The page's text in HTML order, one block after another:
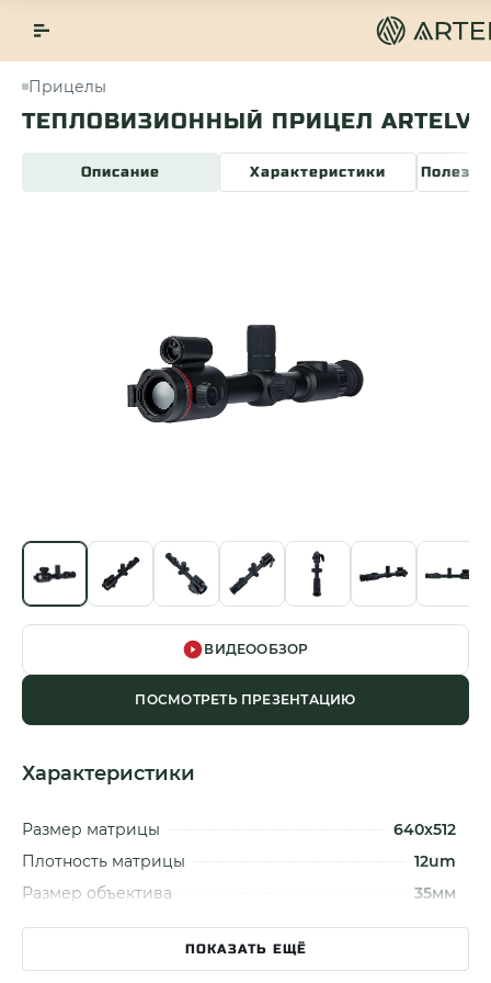
Прицелы
ПРИЦЕЛ ARTELV ATOMOS 2X
Описание Характеристики
ВИДЕООБЗОР
ПОСМОТРЕТЬ ПРЕЗЕНТАЦИЮ
Характеристики
Размер матрицы
640x512
Плотность матрицы
12um
Размер объектива
35мм
Апертура
F 1.0
ПОКАЗАТЬ ЕЩЁ